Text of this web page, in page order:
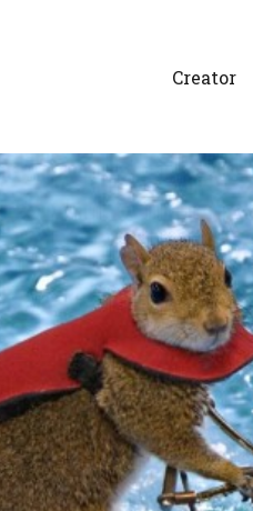
Creator